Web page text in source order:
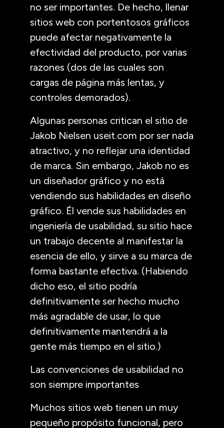
no ser importantes. De hecho, llenar
sitios web con portentosos gráficos
puede afectar negativamente la
efectividad del producto, por varias
razones (dos de las cuales son
cargas de página más lentas, y
controles demorados).
Algunas personas critican el sitio de
Jakob Nielsen useit.com por ser nada
atractivo, y no reflejar una identidad
de marca. Sin embargo, Jakob no es
un diseñador gráfico y no está
vendiendo sus habilidades en diseño
gráfico. Él vende sus habilidades en
ingeniería de usabilidad, su sitio hace
un trabajo decente al manifestar la
esencia de ello, y sirve a su marca de
forma bastante efectiva. (Habiendo
dicho eso, el sitio podría
definitivamente ser hecho mucho
más agradable de usar, lo que
definitivamente mantendrá a la
gente más tiempo en el sitio.)
Las convenciones de usabilidad no
son siempre importantes
Muchos sitios web tienen un muy
pequeño propósito funcional, pero